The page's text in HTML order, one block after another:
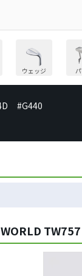
ウェッジ
#G440